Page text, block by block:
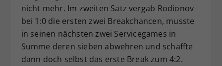
nicht mehr. Im zweiten Satz vergab Rodionov
bei 1:0 die ersten zwei Breakchancen, musste
in seinen nächsten zwei Servicegames in
Summe deren sieben abwehren und schaffte
dann doch selbst das erste Break zum 4:2.